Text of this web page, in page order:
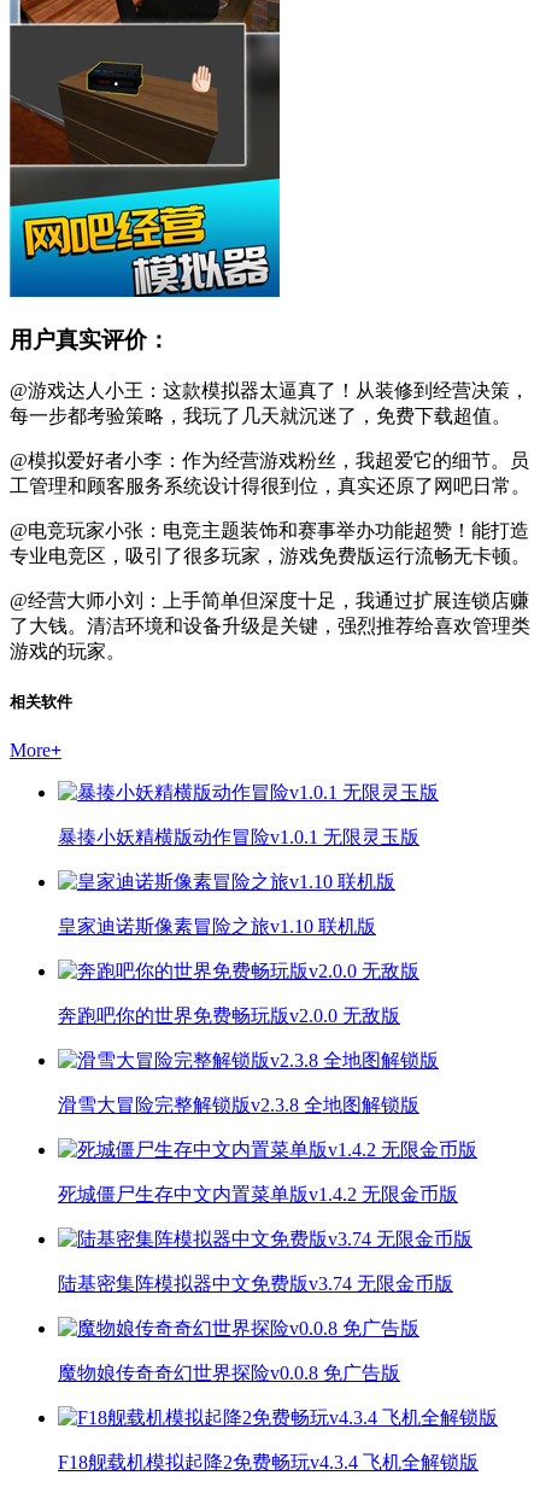
用户真实评价：
@游戏达人小王：这款模拟器太逼真了！从装修到经营决策，
每一步都考验策略，我玩了几天就沉迷了，免费下载超值。
@模拟爱好者小李：作为经营游戏粉丝，我超爱它的细节。员
工管理和顾客服务系统设计得很到位，真实还原了网吧日常。
@电竞玩家小张：电竞主题装饰和赛事举办功能超赞！能打造
专业电竞区，吸引了很多玩家，游戏免费版运行流畅无卡顿。
@经营大师小刘：上手简单但深度十足，我通过扩展连锁店赚
了大钱。清洁环境和设备升级是关键，强烈推荐给喜欢管理类
游戏的玩家。
相关软件
More+
暴揍小妖精横版动作冒险v1.0.1 无限灵玉版
皇家迪诺斯像素冒险之旅v1.10 联机版
奔跑吧你的世界免费畅玩版v2.0.0 无敌版
滑雪大冒险完整解锁版v2.3.8 全地图解锁版
死城僵尸生存中文内置菜单版v1.4.2 无限金币版
陆基密集阵模拟器中文免费版v3.74 无限金币版
魔物娘传奇奇幻世界探险v0.0.8 免广告版
F18舰载机模拟起降2免费畅玩v4.3.4 飞机全解锁版